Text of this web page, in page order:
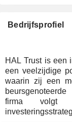
Bedrijfsprofiel
HAL Trust is een
een veelzijdige
waarin zij een
firma volgt